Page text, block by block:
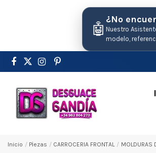
🤖
¿No
Nuestro
modelo,
Inicio Pіezas CARROCERIA FRONTAL MOLDURAS